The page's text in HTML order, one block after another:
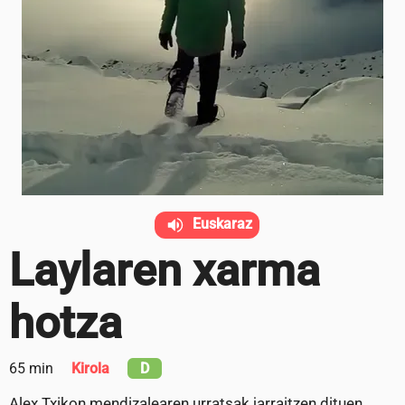
Laylaren xarma
hotza
65 min Kirola D
Euskaraz